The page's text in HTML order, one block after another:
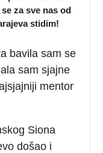
za sve nas od
stidim!
bavila sam se
sam sjajne
mentor
Siona
došao i